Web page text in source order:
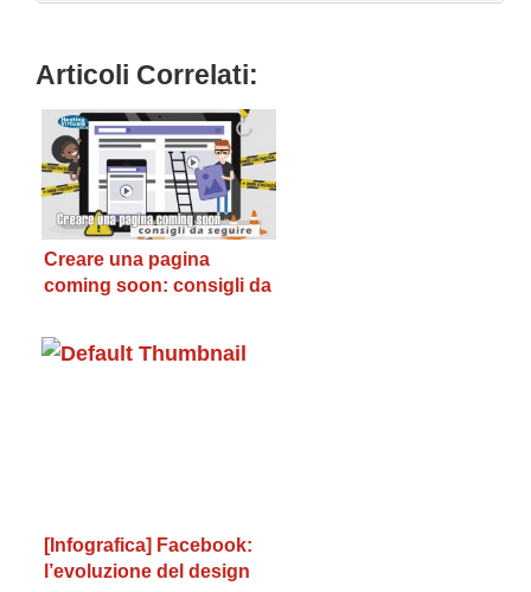
Articoli Correlati:
Creare una pagina
coming soon: consigli da
[Infografica] Facebook:
l’evoluzione del design